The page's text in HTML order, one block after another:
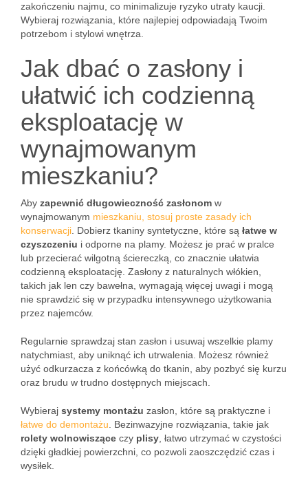
zakończeniu najmu, co minimalizuje ryzyko utraty kaucji.
Wybieraj rozwiązania, które najlepiej odpowiadają Twoim
potrzebom i stylowi wnętrza.
Jak dbać o zasłony i
ułatwić ich codzienną
eksploatację w
wynajmowanym
mieszkaniu?
Aby zapewnić długowieczność zasłonom w
wynajmowanym mieszkaniu, stosuj proste zasady ich
konserwacji . Dobierz tkaniny syntetyczne, które są łatwe w
czyszczeniu i odporne na plamy. Możesz je prać w pralce
lub przecierać wilgotną ściereczką, co znacznie ułatwia
codzienną eksploatację. Zasłony z naturalnych włókien,
takich jak len czy bawełna, wymagają więcej uwagi i mogą
nie sprawdzić się w przypadku intensywnego użytkowania
przez najemców.
Regularnie sprawdzaj stan zasłon i usuwaj wszelkie plamy
natychmiast, aby uniknąć ich utrwalenia. Możesz również
użyć odkurzacza z końcówką do tkanin, aby pozbyć się kurzu
oraz brudu w trudno dostępnych miejscach.
Wybieraj systemy montażu zasłon, które są praktyczne i
łatwe do demontażu . Bezinwazyjne rozwiązania, takie jak
rolety wolnowiszące czy plisy , łatwo utrzymać w czystości
dzięki gładkiej powierzchni, co pozwoli zaoszczędzić czas i
wysiłek.